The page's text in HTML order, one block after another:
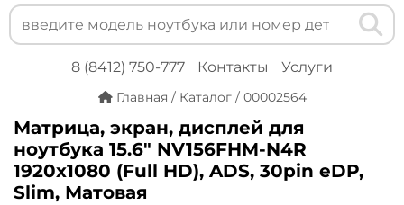
8 (8412) 750-777 Контакты Услуги
Главная / Каталог / 00002564
Матрица, экран, дисплей для
ноутбука 15.6" NV156FHM-N4R
1920x1080 (Full HD), ADS, 30pin eDP,
Slim, Матовая